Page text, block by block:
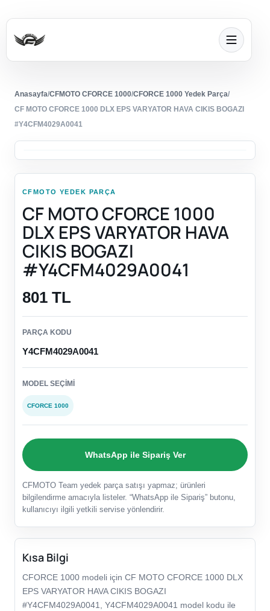
Anasayfa/CFMOTO CFORCE 1000/CFORCE 1000 Yedek Parça/
CF MOTO CFORCE 1000 DLX EPS VARYATOR HAVA CIKIS BOGAZI
#Y4CFM4029A0041
CFMOTO YEDEK PARÇA
CF MOTO CFORCE 1000
DLX EPS VARYATOR HAVA
CIKIS BOGAZI
#Y4CFM4029A0041
801 TL
PARÇA KODU
Y4CFM4029A0041
MODEL SEÇIMI
CFORCE 1000
WhatsApp ile Sipariş Ver
CFMOTO Team yedek parça satışı yapmaz; ürünleri
bilgilendirme amacıyla listeler. “WhatsApp ile Sipariş” butonu,
kullanıcıyı ilgili yetkili servise yönlendirir.
Kısa Bilgi
CFORCE 1000 modeli için CF MOTO CFORCE 1000 DLX
EPS VARYATOR HAVA CIKIS BOGAZI
#Y4CFM4029A0041, Y4CFM4029A0041 model kodu ile